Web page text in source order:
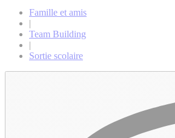
Famille et amis
|
Team Building
|
Sortie scolaire